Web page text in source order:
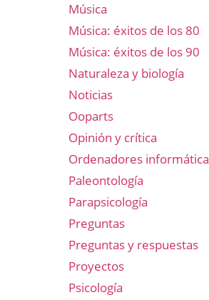
Música
Música: éxitos de los 80
Música: éxitos de los 90
Naturaleza y biología
Noticias
Ooparts
Opinión y crítica
Ordenadores informática
Paleontología
Parapsicología
Preguntas
Preguntas y respuestas
Proyectos
Psicología